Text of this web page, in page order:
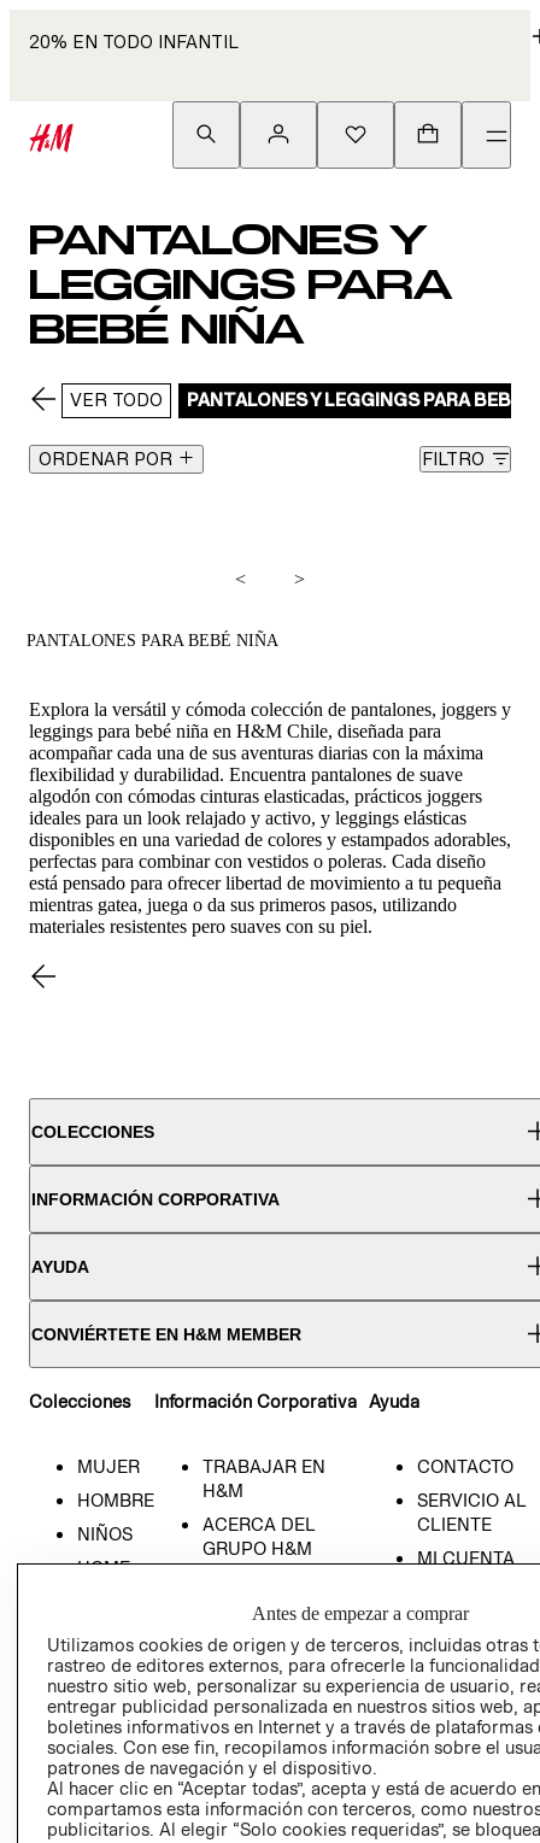
20% EN TODO INFANTIL
PANTALONES Y
LEGGINGS PARA
BEBÉ NIÑA
VER TODO PANTALONES Y LEGGINGS PARA BEBÉ
ORDENAR POR FILTRO
< >
PANTALONES PARA BEBÉ NIÑA
Explora la versátil y cómoda colección de pantalones, joggers y
leggings para bebé niña en H&M Chile, diseñada para
acompañar cada una de sus aventuras diarias con la máxima
flexibilidad y durabilidad. Encuentra pantalones de suave
algodón con cómodas cinturas elasticadas, prácticos joggers
ideales para un look relajado y activo, y leggings elásticas
disponibles en una variedad de colores y estampados adorables,
perfectas para combinar con vestidos o poleras. Cada diseño
está pensado para ofrecer libertad de movimiento a tu pequeña
mientras gatea, juega o da sus primeros pasos, utilizando
materiales resistentes pero suaves con su piel.
COLECCIONES
INFORMACIÓN CORPORATIVA
AYUDA
CONVIÉRTETE EN H&M MEMBER
Colecciones
MUJER
HOMBRE
NIÑOS
HOME
Información Corporativa
TRABAJAR EN
H&M
ACERCA DEL
GRUPO H&M
SOCIAL
PRENSA
RELACIÓN CON
INVERSIONISTAS
POLÍTICA
EMPRESARIAL
Ayuda
CONTACTO
SERVICIO AL
CLIENTE
MI CUENTA
TIENDAS
- RETIRO EN
TIENDA
TÉRMINOS Y
CONDICIONES
AVISO DE
PRIVACIDAD
Antes de empezar a comprar
Utilizamos cookies de origen y de terceros, incluidas otras
rastreo de editores externos, para ofrecerle la
nuestro sitio web, personalizar su experiencia de usuario,
entregar publicidad personalizada en nuestros sitios web,
boletines informativos en Internet y a través de plataformas
sociales. Con ese fin, recopilamos información sobre el
patrones de navegación y el dispositivo.
Al hacer clic en “Aceptar todas”, acepta y está de acuerdo
compartamos esta información con terceros, como
publicitarios. Al elegir “Solo cookies requeridas”, se